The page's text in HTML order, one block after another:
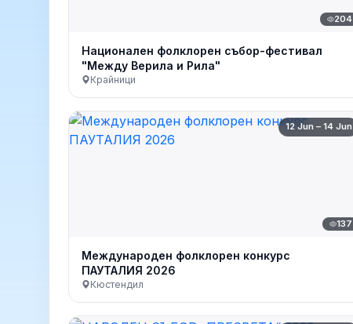
204
Национален фолклорен събор-фестивал
"Между Верила и Рила"
Крайници
12 Jun – 14 Jun
137
Международен фолклорен конкурс
ПАУТАЛИЯ 2026
Кюстендил